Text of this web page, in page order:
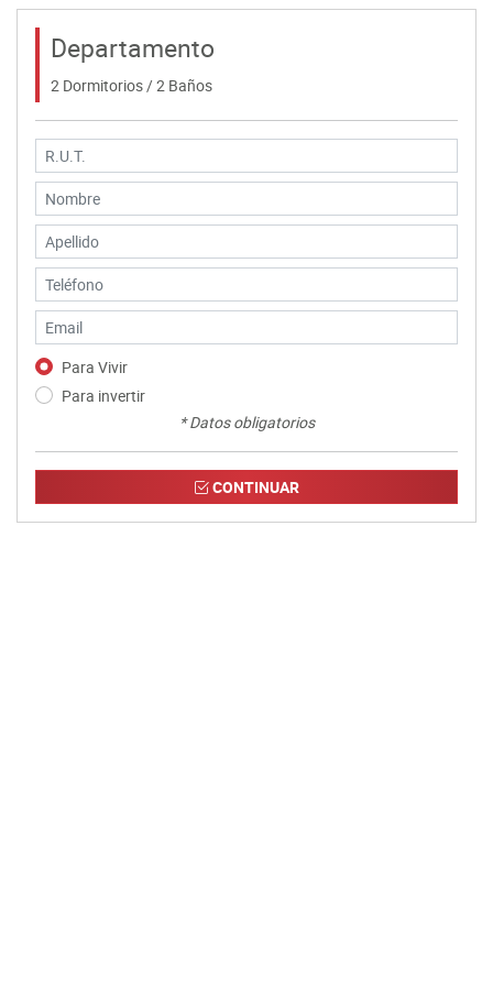
Departamento
2 Dormitorios / 2 Baños
Para Vivir
Para invertir
* Datos obligatorios
CONTINUAR